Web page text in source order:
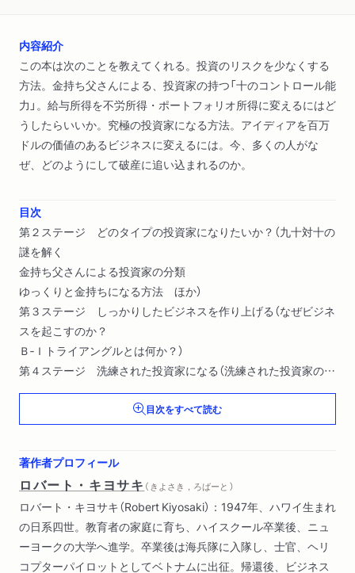
内容紹介
この本は次のことを教えてくれる。投資のリスクを少なくする
方法。金持ち父さんによる、投資家の持つ「十のコントロール能
力」。給与所得を不労所得・ポートフォリオ所得に変えるにはど
うしたらいいか。究極の投資家になる方法。アイディアを百万
ドルの価値のあるビジネスに変えるには。今、多くの人がな
ぜ、どのようにして破産に追い込まれるのか。
目次
第２ステージ どのタイプの投資家になりたいか？（九十対十の
謎を解く
金持ち父さんによる投資家の分類
ゆっくりと金持ちになる方法 ほか）
第３ステージ しっかりしたビジネスを作り上げる（なぜビジネ
スを起こすのか？
Ｂ‐Ｉトライアングルとは何か？）
第４ステージ 洗練された投資家になる（洗練された投資家の考
え方
投資を分析する ほか）
第５ステージ 富を還元する（「お返し」をする用意はできてい
目次をすべて読む
著作者プロフィール
ロバート・キヨサキ （ きよさき，ろばーと ）
ロバート・キヨサキ（Robert Kiyosaki）：1947年、ハワイ生まれ
の日系四世。教育者の家庭に育ち、ハイスクール卒業後、ニュ
ーヨークの大学へ進学。卒業後は海兵隊に入隊し、士官、ヘリ
コプターパイロットとしてベトナムに出征。帰還後、ビジネス